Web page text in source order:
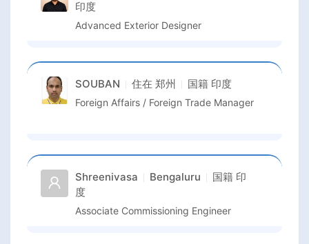
印度
Advanced Exterior Designer
SOUBAN 住在 郑州 国籍 印度
Foreign Affairs / Foreign Trade Manager
Shreenivasa Bengaluru 国籍 印
度
Associate Commissioning Engineer